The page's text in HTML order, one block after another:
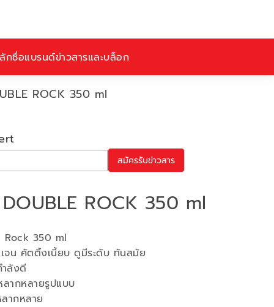
กชื่อแบรนด์ข่าวสารและบล็อก
ROCK 350 ml
ROCK 350 ml
350 ml
จน คัตติ้งเนี้ยบ ดูมีระดับ ทันสมัย
ลังดี
ลากหลายรูปแบบ
ากหลาย
สมัครรับข่าวสาร